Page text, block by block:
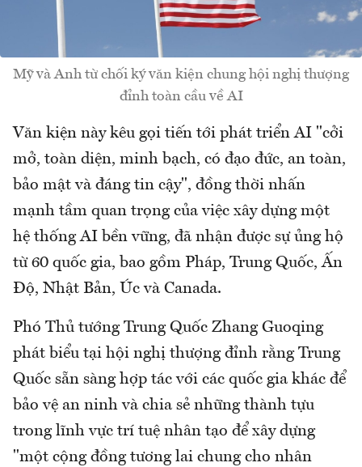
Mỹ và Anh từ chối ký văn kiện chung hội nghị thượng
đỉnh toàn cầu về AI
Văn kiện này kêu gọi tiến tới phát triển AI "cởi
mở, toàn diện, minh bạch, có đạo đức, an toàn,
bảo mật và đáng tin cậy", đồng thời nhấn
mạnh tầm quan trọng của việc xây dựng một
hệ thống AI bền vững, đã nhận được sự ủng hộ
từ 60 quốc gia, bao gồm Pháp, Trung Quốc, Ấn
Độ, Nhật Bản, Úc và Canada.
Phó Thủ tướng Trung Quốc Zhang Guoqing
phát biểu tại hội nghị thượng đỉnh rằng Trung
Quốc sẵn sàng hợp tác với các quốc gia khác để
bảo vệ an ninh và chia sẻ những thành tựu
trong lĩnh vực trí tuệ nhân tạo để xây dựng
"một cộng đồng tương lai chung cho nhân